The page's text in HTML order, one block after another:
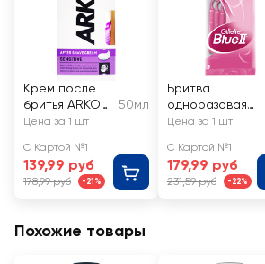
Крем после
бритья ARKO
Men Sensitive
50мл
Цена за 1 шт
С Картой №1
139,99 руб
178,99 руб -21%
Бритва
одноразовая
женская
Disposable Blue
II
Цена за 1 шт
С Картой №1
179,99 руб
231,59 руб -22%
Похожие товары